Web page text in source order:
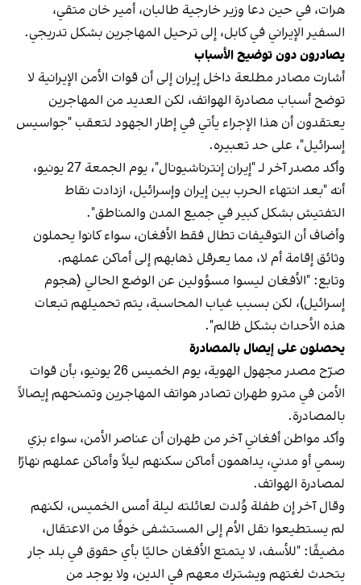
هرات، في حين دعا وزير خارجية طالبان، أمير خان متقي،
السفير الإيراني في كابل، إلى ترحيل المهاجرين بشكل تدريجي.
يصادرون دون توضيح الأسباب
أشارت مصادر مطلعة داخل إيران إلى أن قوات الأمن الإيرانية لا
توضح أسباب مصادرة الهواتف، لكن العديد من المهاجرين
يعتقدون أن هذا الإجراء يأتي في إطار الجهود لتعقب "جواسيس
إسرائيل"، على حد تعبيره.
وأكد مصدر آخر لـ "إيران إنترناشيونال"، يوم الجمعة 27 يونيو،
أنه "بعد انتهاء الحرب بين إيران وإسرائيل، ازدادت نقاط
التفتيش بشكل كبير في جميع المدن والمناطق".
وأضاف أن التوقيفات تطال فقط الأفغان، سواء كانوا يحملون
وثائق إقامة أم لا، مما يعرقل ذهابهم إلى أماكن عملهم.
وتابع: "الأفغان ليسوا مسؤولين عن الوضع الحالي (هجوم
إسرائيل)، لكن بسبب غياب المحاسبة، يتم تحميلهم تبعات
هذه الأحداث بشكل ظالم".
يحصلون على إيصال بالمصادرة
صرّح مصدر مجهول الهوية، يوم الخميس 26 يونيو، بأن قوات
الأمن في مترو طهران تصادر هواتف المهاجرين وتمنحهم إيصالاً
بالمصادرة.
وأكد مواطن أفغاني آخر من طهران أن عناصر الأمن، سواء بزي
رسمي أو مدني، يداهمون أماكن سكنهم ليلاً وأماكن عملهم نهارًا
لمصادرة الهواتف.
وقال آخر إن طفلة وُلدت لعائلته ليلة أمس الخميس، لكنهم
لم يستطيعوا نقل الأم إلى المستشفى خوفًا من الاعتقال،
مضيفًا: "للأسف، لا يتمتع الأفغان حاليًا بأي حقوق في بلد جار
يتحدث لغتهم ويشترك معهم في الدين، ولا يوجد من